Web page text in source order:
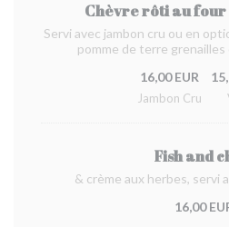
Chèvre rôti au four
Servi avec jambon cru ou en
pomme de terre
16,00 EUR
Jambon Cru
Fish and
& crème aux herbes, servi
16,00